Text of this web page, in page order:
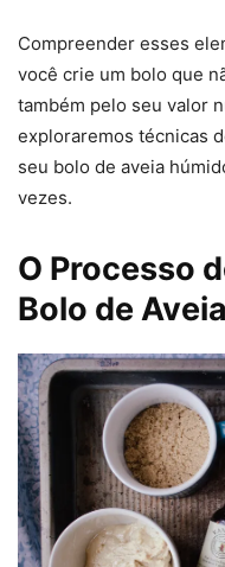
Compreender esses
você crie um bolo que
também pelo seu valor
exploraremos técnicas
seu bolo de aveia
vezes.
O Processo
Bolo de